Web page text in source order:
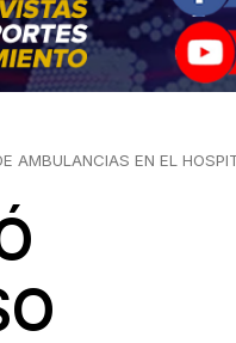
AMBULANCIAS EN EL